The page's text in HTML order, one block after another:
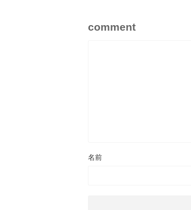
comment
名前